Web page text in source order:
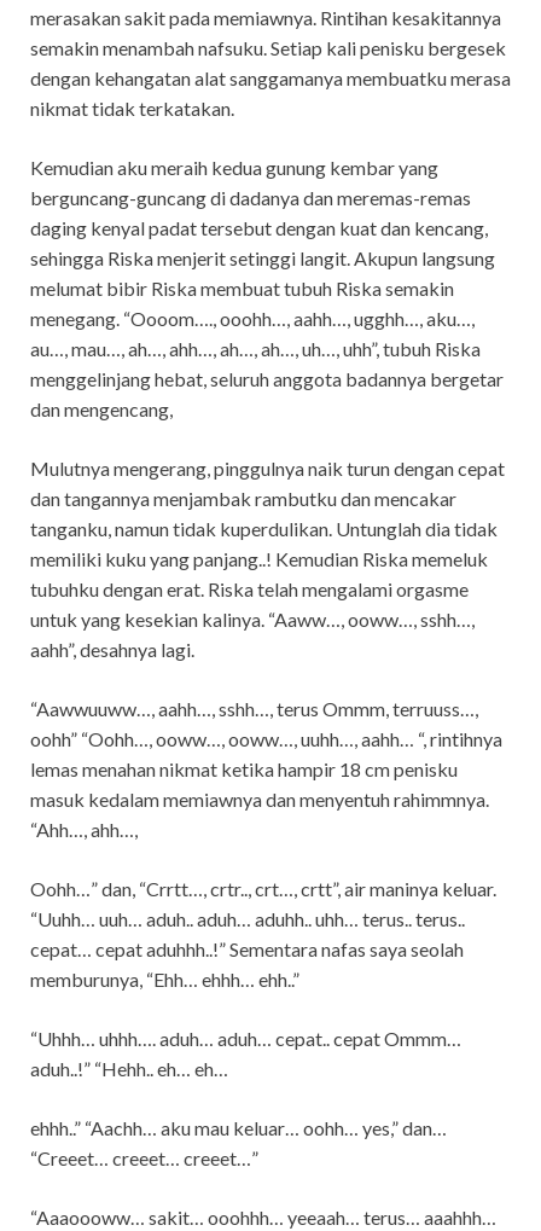
merasakan sakit pada memiawnya. Rintihan kesakitannya
semakin menambah nafsuku. Setiap kali penisku bergesek
dengan kehangatan alat sanggamanya membuatku merasa
nikmat tidak terkatakan.
Kemudian aku meraih kedua gunung kembar yang
berguncang-guncang di dadanya dan meremas-remas
daging kenyal padat tersebut dengan kuat dan kencang,
sehingga Riska menjerit setinggi langit. Akupun langsung
melumat bibir Riska membuat tubuh Riska semakin
menegang. “Oooom…., ooohh…, aahh…, ugghh…, aku…,
au…, mau…, ah…, ahh…, ah…, ah…, uh…, uhh”, tubuh Riska
menggelinjang hebat, seluruh anggota badannya bergetar
dan mengencang,
Mulutnya mengerang, pinggulnya naik turun dengan cepat
dan tangannya menjambak rambutku dan mencakar
tanganku, namun tidak kuperdulikan. Untunglah dia tidak
memiliki kuku yang panjang..! Kemudian Riska memeluk
tubuhku dengan erat. Riska telah mengalami orgasme
untuk yang kesekian kalinya. “Aaww…, ooww…, sshh…,
aahh”, desahnya lagi.
“Aawwuuww…, aahh…, sshh…, terus Ommm, terruuss…,
oohh” “Oohh…, ooww…, ooww…, uuhh…, aahh… “, rintihnya
lemas menahan nikmat ketika hampir 18 cm penisku
masuk kedalam memiawnya dan menyentuh rahimmnya.
“Ahh…, ahh…,
Oohh…” dan, “Crrtt…, crtr.., crt…, crtt”, air maninya keluar.
“Uuhh… uuh… aduh.. aduh… aduhh.. uhh… terus.. terus..
cepat… cepat aduhhh..!” Sementara nafas saya seolah
memburunya, “Ehh… ehhh… ehh..”
“Uhhh… uhhh…. aduh… aduh… cepat.. cepat Ommm…
aduh..!” “Hehh.. eh… eh…
ehhh..” “Aachh… aku mau keluar… oohh… yes,” dan…
“Creeet… creeet… creeet…”
“Aaaoooww… sakit… ooohhh… yeeaah… terus… aaahhh…